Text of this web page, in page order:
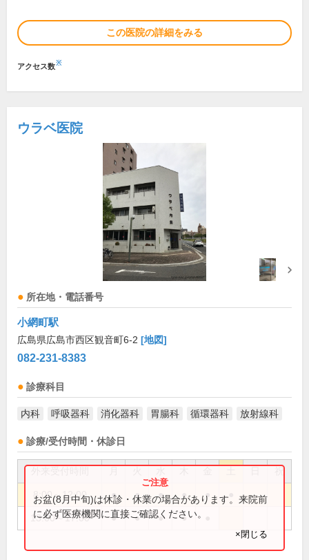
この医院の詳細をみる
アクセス数※
ウラベ医院
所在地・電話番号
小網町駅
広島県広島市西区観音町6-2 [地図]
082-231-8383
診療科目
内科 呼吸器科 消化器科 胃腸科 循環器科 放射線科
診療/受付時間・休診日
祝
8:00～12:00 ● ● ● ● ●
13:00～17:00 ● ● ● ●
お盆(8月中旬)は休診・休業の場合があります。来院前
に必ず医療機関に直接ご確認ください。
×閉じる